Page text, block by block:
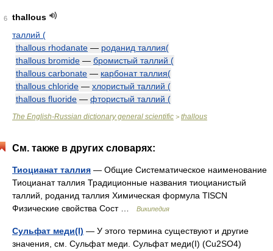
6
thallous
таллий (
thallous rhodanate — роданид таллия(
thallous bromide — бромистый таллий (
thallous carbonate — карбонат таллия(
thallous chloride — хлористый таллий (
thallous fluoride — фтористый таллий (
The English-Russian dictionary general scientific > thallous
См. также в других словарях:
Тиоцианат таллия — Общие Систематическое наименование
Тиоцианат таллия Традиционные названия тиоцианистый
таллий, роданид таллия Химическая формула ТlSCN
Физические свойства Сост …
Википедия
Сульфат меди(I) — У этого термина существуют и другие
значения, см. Сульфат меди. Сульфат меди(I) (Cu2SO4)